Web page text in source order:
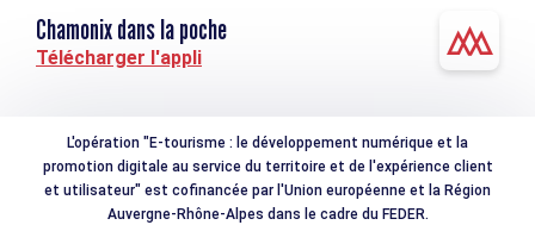
Chamonix dans la poche
Télécharger l'appli
L'opération "E-tourisme : le développement numérique et la
promotion digitale au service du territoire et de l'expérience client
et utilisateur" est cofinancée par l'Union européenne et la Région
Auvergne-Rhône-Alpes dans le cadre du FEDER.